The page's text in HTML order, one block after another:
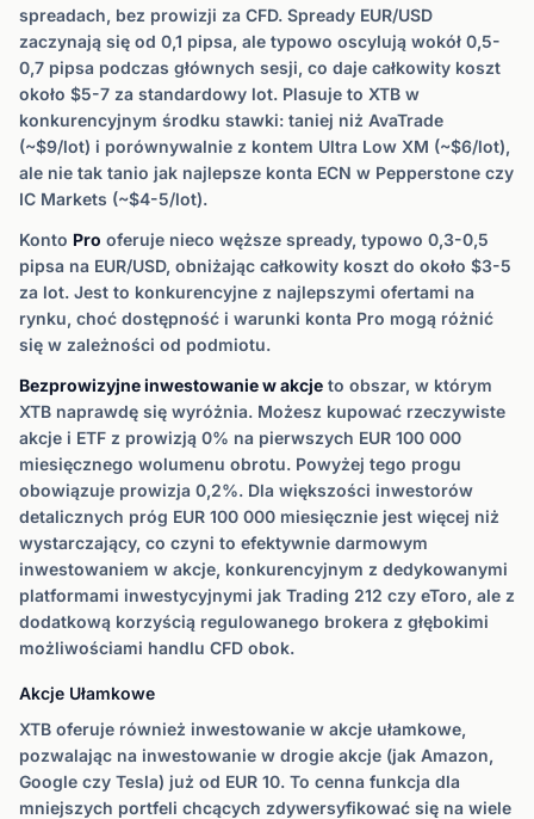
spreadach, bez prowizji za CFD. Spready EUR/USD
zaczynają się od 0,1 pipsa, ale typowo oscylują wokół 0,5-
0,7 pipsa podczas głównych sesji, co daje całkowity koszt
około $5-7 za standardowy lot. Plasuje to XTB w
konkurencyjnym środku stawki: taniej niż AvaTrade
(~$9/lot) i porównywalnie z kontem Ultra Low XM (~$6/lot),
ale nie tak tanio jak najlepsze konta ECN w Pepperstone czy
IC Markets (~$4-5/lot).
Konto Pro oferuje nieco węższe spready, typowo 0,3-0,5
pipsa na EUR/USD, obniżając całkowity koszt do około $3-5
za lot. Jest to konkurencyjne z najlepszymi ofertami na
rynku, choć dostępność i warunki konta Pro mogą różnić
się w zależności od podmiotu.
Bezprowizyjne inwestowanie w akcje to obszar, w którym
XTB naprawdę się wyróżnia. Możesz kupować rzeczywiste
akcje i ETF z prowizją 0% na pierwszych EUR 100 000
miesięcznego wolumenu obrotu. Powyżej tego progu
obowiązuje prowizja 0,2%. Dla większości inwestorów
detalicznych próg EUR 100 000 miesięcznie jest więcej niż
wystarczający, co czyni to efektywnie darmowym
inwestowaniem w akcje, konkurencyjnym z dedykowanymi
platformami inwestycyjnymi jak Trading 212 czy eToro, ale z
dodatkową korzyścią regulowanego brokera z głębokimi
możliwościami handlu CFD obok.
Akcje Ułamkowe
XTB oferuje również inwestowanie w akcje ułamkowe,
pozwalając na inwestowanie w drogie akcje (jak Amazon,
Google czy Tesla) już od EUR 10. To cenna funkcja dla
mniejszych portfeli chcących zdywersyfikować się na wiele